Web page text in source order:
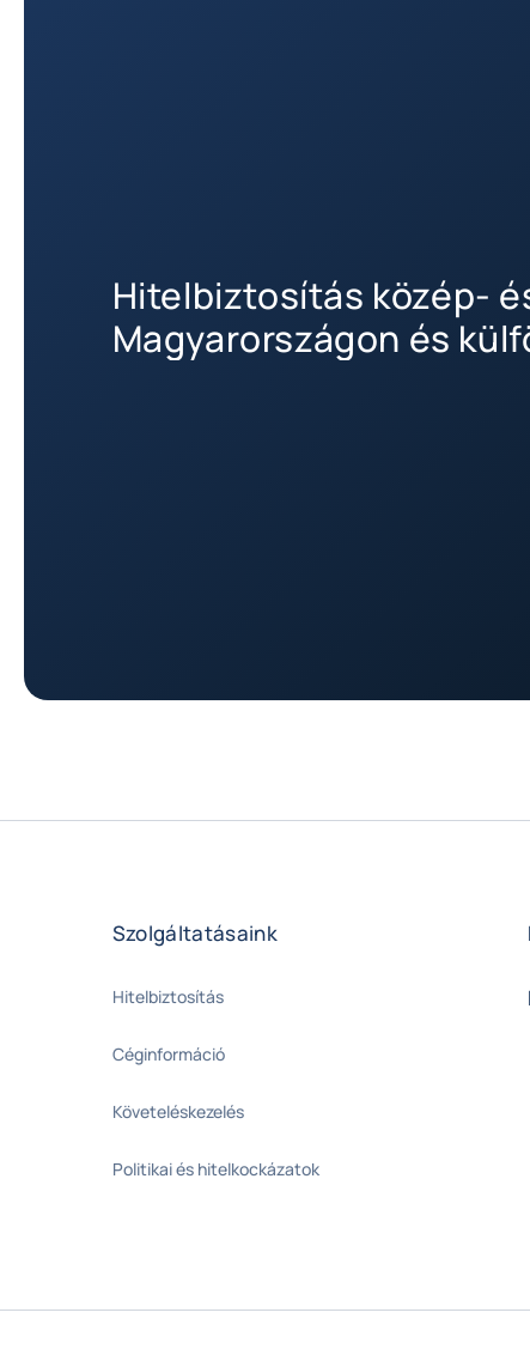
Hitelbiztosítás közép-
Magyarországon és
Szolgáltatásaink
Hitelbiztosítás
Céginformáció
Követeléskezelés
Politikai és hitelkockázatok